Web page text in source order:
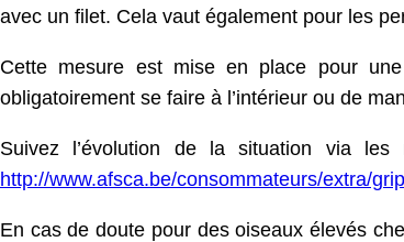
avec un filet. Cela vaut également pour les
Cette mesure est mise en place pour
obligatoirement se faire à l’intérieur ou de
Suivez l’évolution de la situation via les
http://www.afsca.be/consommateurs/extra/
En cas de doute pour des oiseaux élevés